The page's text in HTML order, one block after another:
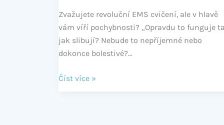
Zvažujete revoluční EMS cvičení, ale v hlavě
vám víří pochybnosti? „Opravdu to funguje
jak slibují? Nebude to nepříjemné nebo
dokonce bolestivé?…
Číst více »